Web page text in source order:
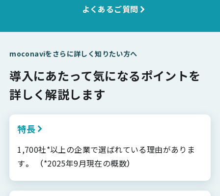
よくあるご質問
moconaviをさらに詳しく知りたい方へ
導入にあたって気になるポイントを
詳しく解説します
特長
1,700社*以上の企業で選ばれている理由がありま
す。 （*2025年9月現在の概数）